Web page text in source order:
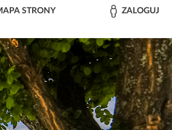
STRONY ZALOGUJ